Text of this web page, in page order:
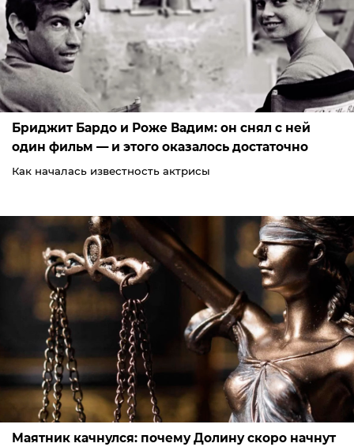
Бриджит Бардо и Роже Вадим: он снял с ней
один фильм — и этого оказалось достаточно
Как началась известность актрисы
Маятник качнулся: почему Долину скоро начнут